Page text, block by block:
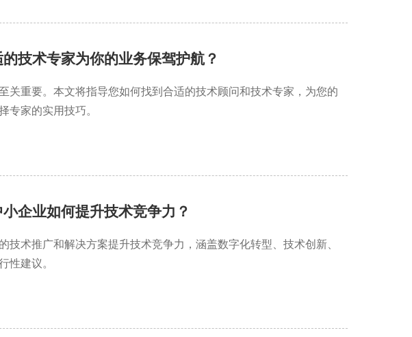
技术专家为你的业务保驾护航？
关重要。本文将指导您如何找到合适的技术顾问和技术专家，为您的
专家的实用技巧。
企业如何提升技术竞争力？
技术推广和解决方案提升技术竞争力，涵盖数字化转型、技术创新、
性建议。